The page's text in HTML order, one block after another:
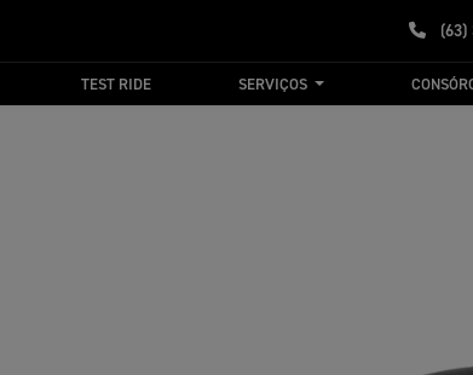
TEST RIDE SERVIÇOS